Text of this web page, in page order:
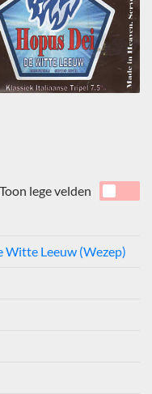
Toon lege velden
Witte Leeuw (Wezep)